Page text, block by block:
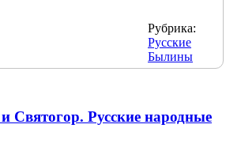
Рубрика:
Русские
Былины
Святогор. Русские народные